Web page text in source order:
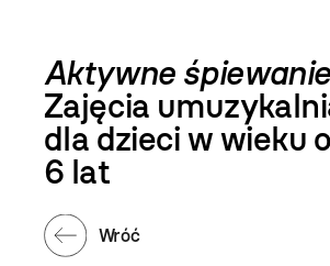
Aktywne
Zajęcia
dla dzieci w wieku
6 lat
Wróć